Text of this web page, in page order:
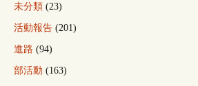
未分類 (23)
活動報告 (201)
進路 (94)
部活動 (163)